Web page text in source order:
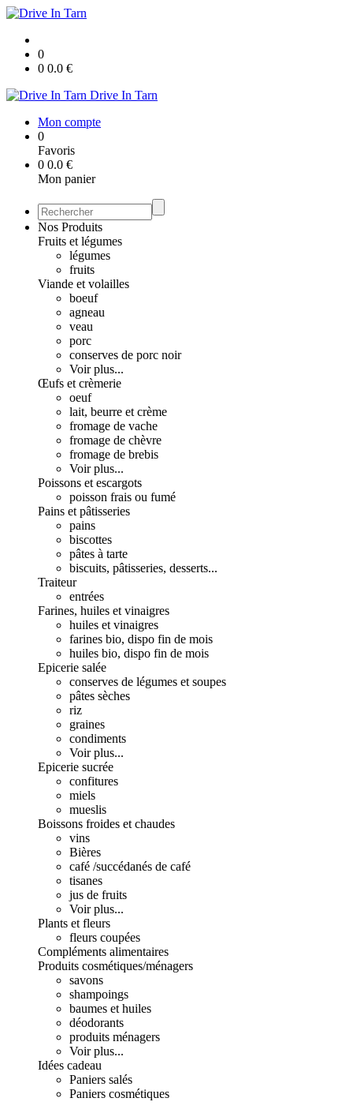
0
0 0.0 €
Drive In Tarn
Mon compte
0
Favoris
0 0.0 €
Mon panier
Nos Produits
Fruits et légumes
légumes
fruits
Viande et volailles
boeuf
agneau
veau
porc
conserves de porc noir
Voir plus...
Œufs et crèmerie
oeuf
lait, beurre et crème
fromage de vache
fromage de chèvre
fromage de brebis
Voir plus...
Poissons et escargots
poisson frais ou fumé
Pains et pâtisseries
pains
biscottes
pâtes à tarte
biscuits, pâtisseries, desserts...
Traiteur
entrées
Farines, huiles et vinaigres
huiles et vinaigres
farines bio, dispo fin de mois
huiles bio, dispo fin de mois
Epicerie salée
conserves de légumes et soupes
pâtes sèches
riz
graines
condiments
Voir plus...
Epicerie sucrée
confitures
miels
mueslis
Boissons froides et chaudes
vins
Bières
café /succédanés de café
tisanes
jus de fruits
Voir plus...
Plants et fleurs
fleurs coupées
Compléments alimentaires
Produits cosmétiques/ménagers
savons
shampoings
baumes et huiles
déodorants
produits ménagers
Voir plus...
Idées cadeau
Paniers salés
Paniers cosmétiques